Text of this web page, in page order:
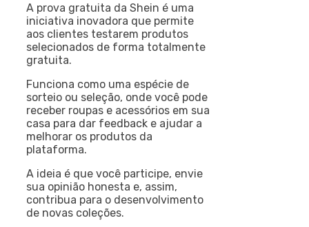
A prova gratuita da Shein é uma
iniciativa inovadora que permite
aos clientes testarem produtos
selecionados de forma totalmente
gratuita.
Funciona como uma espécie de
sorteio ou seleção, onde você pode
receber roupas e acessórios em sua
casa para dar feedback e ajudar a
melhorar os produtos da
plataforma.
A ideia é que você participe, envie
sua opinião honesta e, assim,
contribua para o desenvolvimento
de novas coleções.